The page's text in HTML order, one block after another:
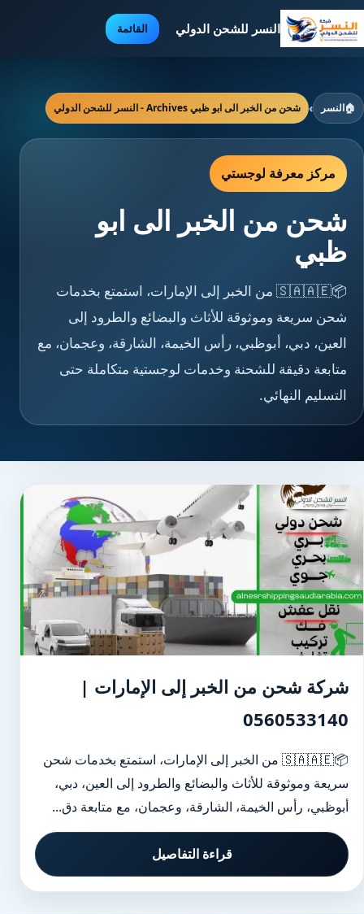
النسر للشحن الدولي القائمة
🏠النسر › شحن من الخبر الى ابو ظبي Archives - النسر للشحن الدولي
مركز معرفة لوجستي
شحن من الخبر الى ابو
ظبي
📦🇸🇦🇦🇪 من الخبر إلى الإمارات، استمتع بخدمات
شحن سريعة وموثوقة للأثاث والبضائع والطرود إلى
العين، دبي، أبوظبي، رأس الخيمة، الشارقة، وعجمان، مع
متابعة دقيقة للشحنة وخدمات لوجستية متكاملة حتى
التسليم النهائي.
شركة شحن من الخبر إلى الإمارات |
0560533140
📦🇸🇦🇦🇪 من الخبر إلى الإمارات، استمتع بخدمات شحن
سريعة وموثوقة للأثاث والبضائع والطرود إلى العين، دبي،
أبوظبي، رأس الخيمة، الشارقة، وعجمان، مع متابعة دق...
قراءة التفاصيل